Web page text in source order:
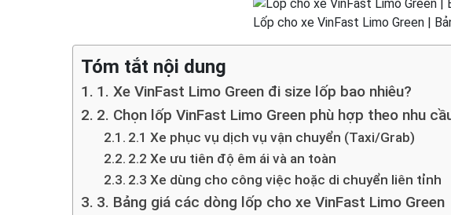
Lốp cho xe VinFast Limo Green |
Tóm tắt nội dung
1. Xe VinFast Limo Green đi size lốp bao nhiêu?
2. Chọn lốp VinFast Limo Green phù hợp theo nhu
2.1 Xe phục vụ dịch vụ vận chuyển (Taxi/Grab)
2.2 Xe ưu tiên độ êm ái và an toàn
2.3 Xe dùng cho công việc hoặc di chuyển liên tỉnh
3. Bảng giá các dòng lốp cho xe VinFast Limo Green